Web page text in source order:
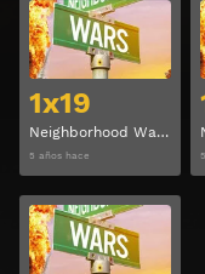
1x19
Neighborhood Wars Temporada 1 Episodio 19
5 años hace